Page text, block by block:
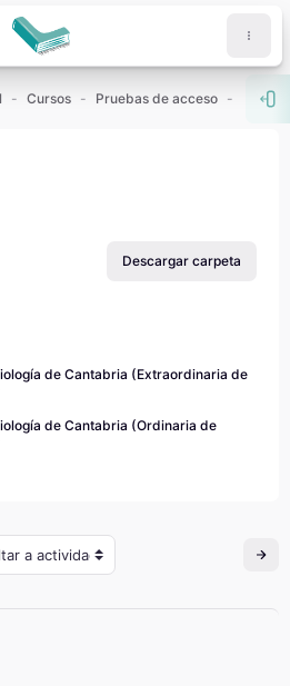
Cursos Pruebas de acceso PAU -
Descargar carpeta
de Cantabria (Extraordinaria de
de Cantabria (Ordinaria de
a actividad